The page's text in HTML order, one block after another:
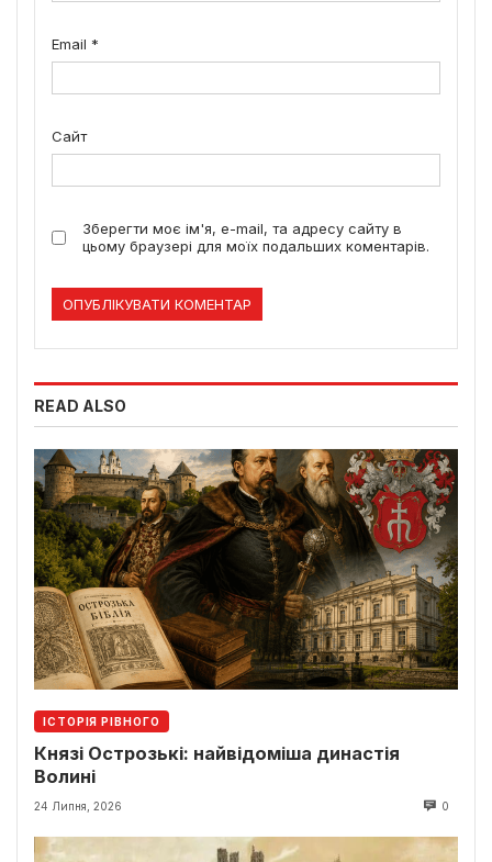
Email *
Сайт
Зберегти моє ім'я, e-mail, та адресу сайту в
цьому браузері для моїх подальших коментарів.
READ ALSO
ІСТОРІЯ РІВНОГО
Князі Острозькі: найвідоміша династія
Волині
24 Липня, 2026 0